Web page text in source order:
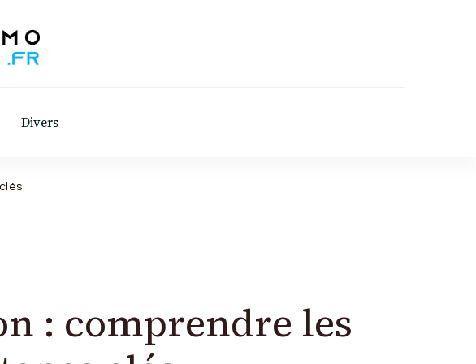
Divers
: comprendre les